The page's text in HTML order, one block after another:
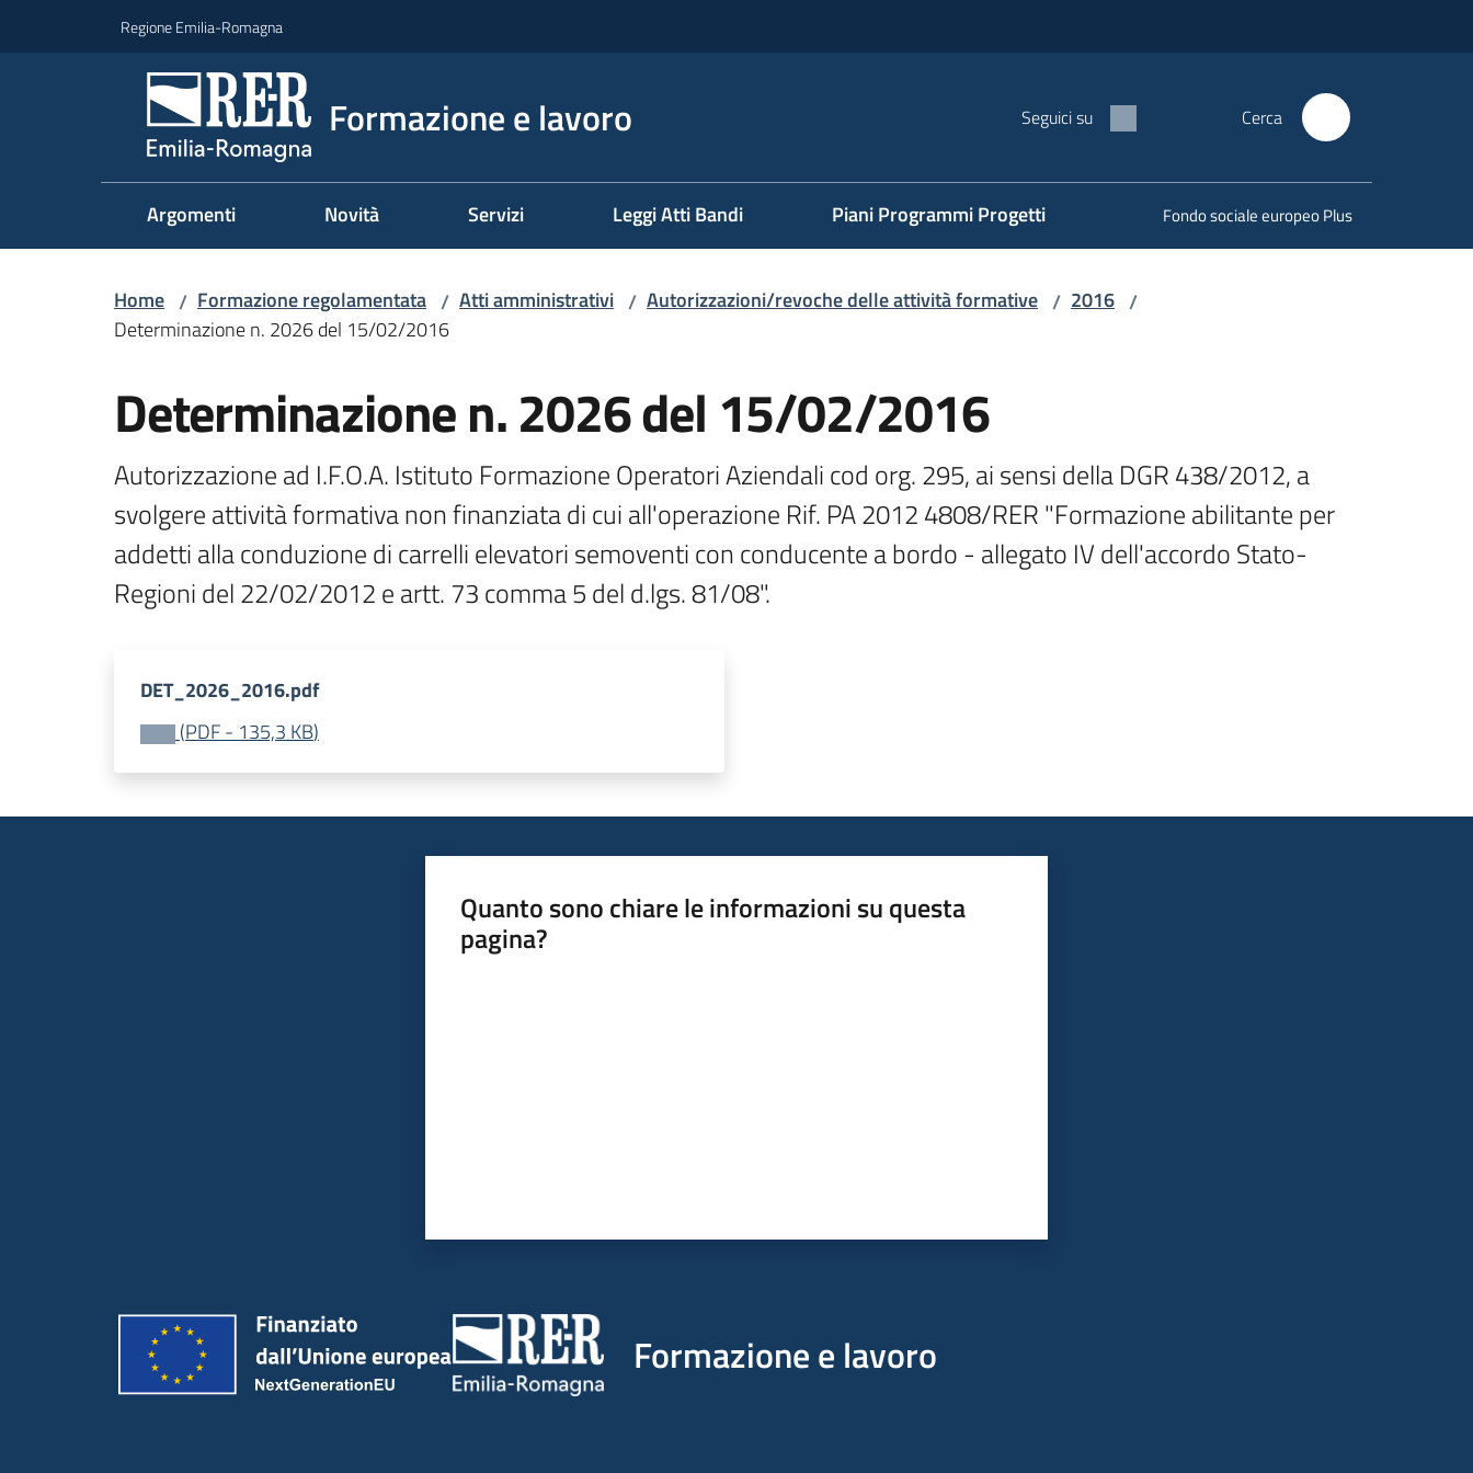
Regione Emilia-Romagna
Formazione e lavoro Seguici su Cerca
Argomenti Novità Servizi Leggi Atti Bandi Piani Programmi Progetti Fondo sociale europeo Plus
Home / Formazione regolamentata / Atti amministrativi / Autorizzazioni/revoche delle attività formative / 2016 /
Determinazione n. 2026 del 15/02/2016
Determinazione n. 2026 del 15/02/2016
Autorizzazione ad I.F.O.A. Istituto Formazione Operatori Aziendali cod org. 295, ai sensi della DGR 438/2012, a
svolgere attività formativa non finanziata di cui all'operazione Rif. PA 2012 4808/RER "Formazione abilitante per
addetti alla conduzione di carrelli elevatori semoventi con conducente a bordo - allegato IV dell'accordo Stato-
Regioni del 22/02/2012 e artt. 73 comma 5 del d.lgs. 81/08".
DET_2026_2016.pdf
(PDF- 135,3 KB)
Quanto sono chiare le informazioni su questa
pagina?
Formazione e lavoro